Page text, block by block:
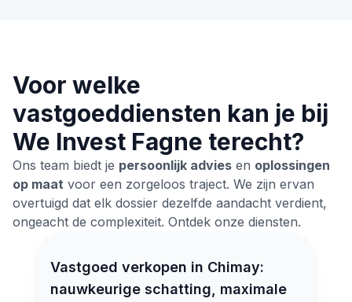
Voor welke
vastgoeddiensten kan je bij
We Invest Fagne terecht?
Ons team biedt je persoonlijk advies en oplossingen
op maat voor een zorgeloos traject. We zijn ervan
overtuigd dat elk dossier dezelfde aandacht verdient,
ongeacht de complexiteit. Ontdek onze diensten.
Vastgoed verkopen in Chimay:
nauwkeurige schatting, maximale